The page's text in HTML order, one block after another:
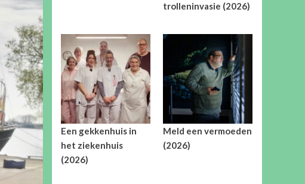
trolleninvasie (2026)
Een gekkenhuis in
het ziekenhuis
(2026)
Meld een vermoeden
(2026)